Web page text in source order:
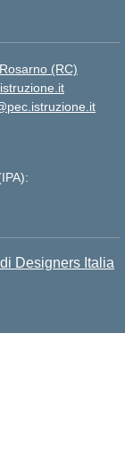
(RC)
Designers Italia